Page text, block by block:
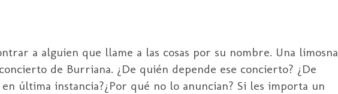
a alguien que llame a las cosas por su nombre. Una limosna
de Burriana. ¿De quién depende ese concierto? ¿De
última instancia?¿Por qué no lo anuncian? Si les importa un